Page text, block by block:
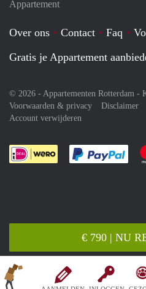
€ 790 | NU
Appartement
Over ons Contact Faq
Gratis je Appartement
© 2026 - Appartementen Rotterdam -
Voorwaarden & privacy
Disclaimer
Account verwijderen
Je